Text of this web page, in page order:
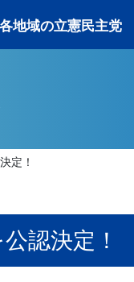
地域の立憲民主党
定！
認決定！